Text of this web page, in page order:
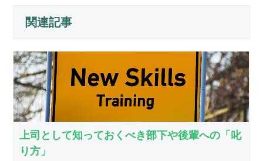
関連記事
上司として知っておくべき部下や後輩への「叱
り方」